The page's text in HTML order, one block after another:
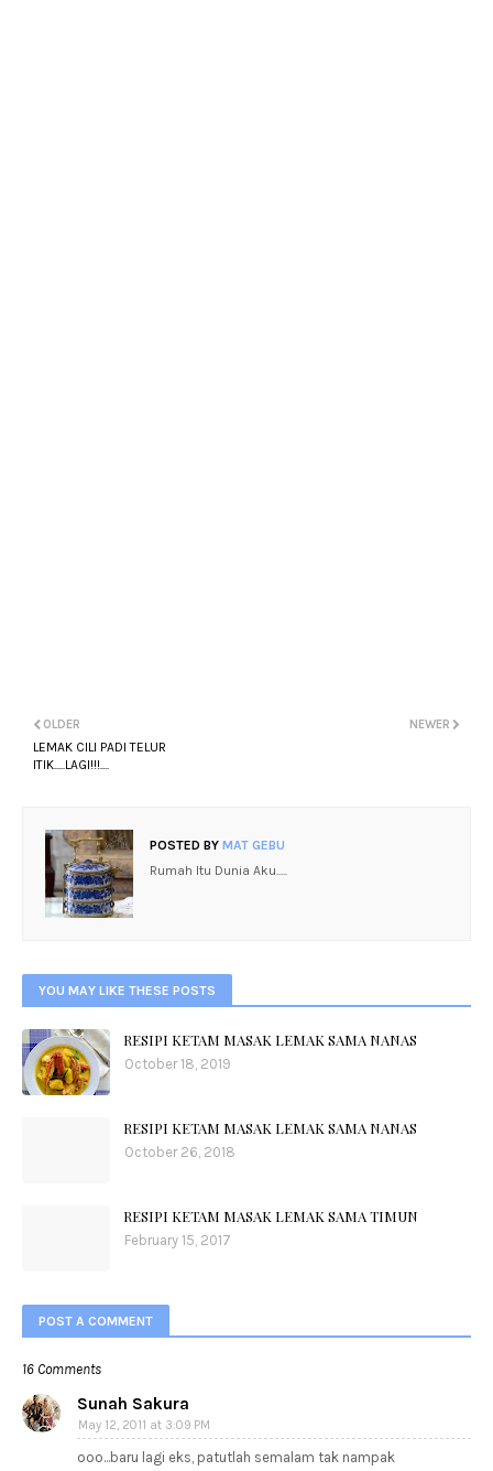
NEWER
OLDER
LEMAK CILI PADI TELUR
ITIK.....LAGI!!!....
POSTED BY MAT GEBU
Rumah Itu Dunia Aku.....
YOU MAY LIKE THESE POSTS
RESIPI KETAM MASAK LEMAK SAMA NANAS
October 18, 2019
RESIPI KETAM MASAK LEMAK SAMA NANAS
October 26, 2018
RESIPI KETAM MASAK LEMAK SAMA TIMUN
February 15, 2017
POST A COMMENT
16 Comments
Sunah Sakura
May 12, 2011 at 3:09 PM
ooo...baru lagi eks, patutlah semalam tak nampak